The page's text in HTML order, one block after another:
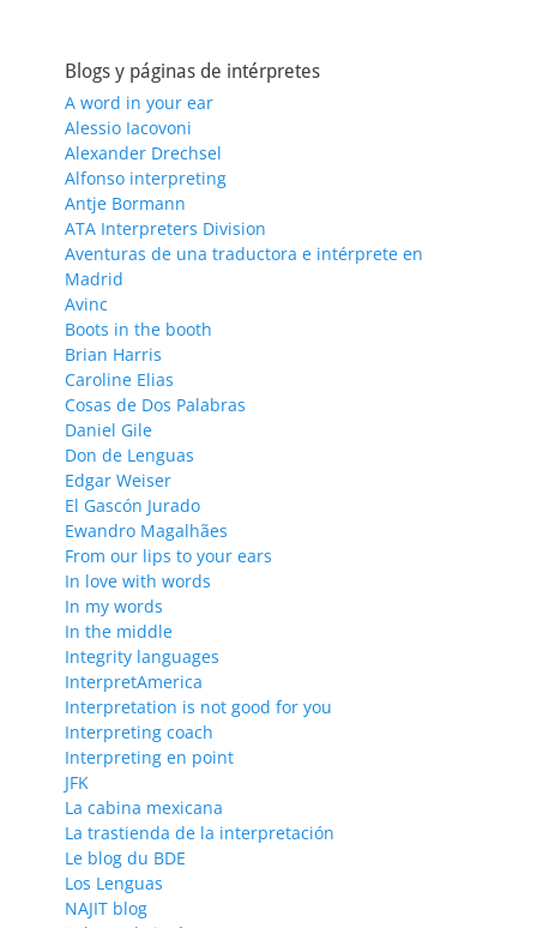
Blogs y páginas de intérpretes
A word in your ear
Alessio Iacovoni
Alexander Drechsel
Alfonso interpreting
Antje Bormann
ATA Interpreters Division
Aventuras de una traductora e intérprete en
Madrid
Avinc
Boots in the booth
Brian Harris
Caroline Elias
Cosas de Dos Palabras
Daniel Gile
Don de Lenguas
Edgar Weiser
El Gascón Jurado
Ewandro Magalhães
From our lips to your ears
In love with words
In my words
In the middle
Integrity languages
InterpretAmerica
Interpretation is not good for you
Interpreting coach
Interpreting en point
JFK
La cabina mexicana
La trastienda de la interpretación
Le blog du BDE
Los Lenguas
NAJIT blog